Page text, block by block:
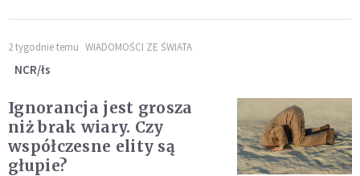
2 tygodnie temu WIADOMOŚCI ZE ŚWIATA
NCR/łs
Ignorancja jest grosza
niż brak wiary. Czy
współczesne elity są
głupie?